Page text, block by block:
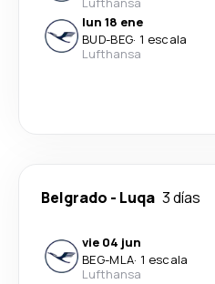
lun 18 ene
BUD-BEG· 1 escala
Lufthansa
Belgrado - Luqa 3 días
vie 04 jun
BEG-MLA· 1 escala
Lufthansa